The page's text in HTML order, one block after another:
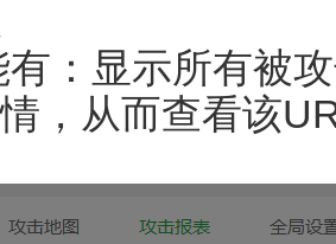
有：显示所有被
，从而查看该